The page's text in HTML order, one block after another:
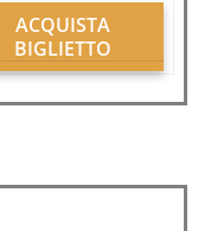
ACQUISTA
BIGLIETTO